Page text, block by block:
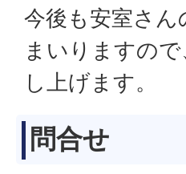
今後も安室さ
まいりますの
し上げます。
問合せ